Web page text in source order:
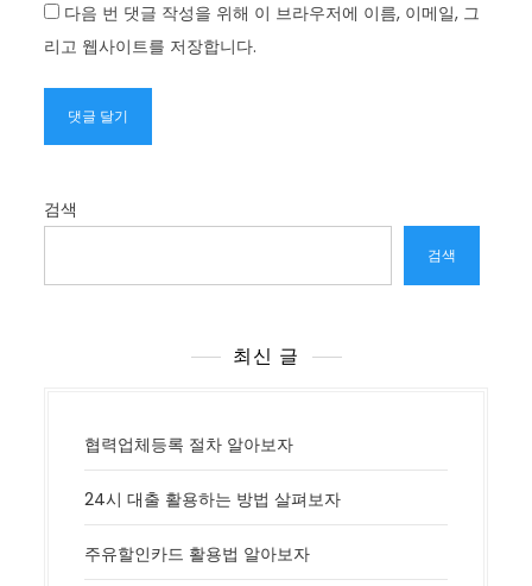
다음 번 댓글 작성을 위해 이 브라우저에 이름, 이메일, 그
리고 웹사이트를 저장합니다.
검색
검색
최신 글
협력업체등록 절차 알아보자
24시 대출 활용하는 방법 살펴보자
주유할인카드 활용법 알아보자